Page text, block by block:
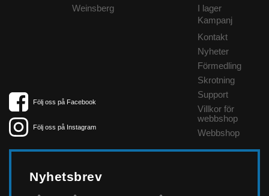
Weinsberg
I lager
Kampanj
Kontakt
Nyheter
Förmedling
Skrotning
Support
Villkor för
webbshop
Webbshop
Följ oss på Facebook
Följ oss på Instagram
Nyhetsbrev